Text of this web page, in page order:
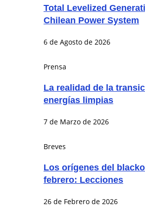
Total Levelized
Chilean Power System
6 de Agosto de 2026
Prensa
La realidad de la
energías limpias
7 de Marzo de 2026
Breves
Los orígenes del
febrero: Lecciones
26 de Febrero de 2026